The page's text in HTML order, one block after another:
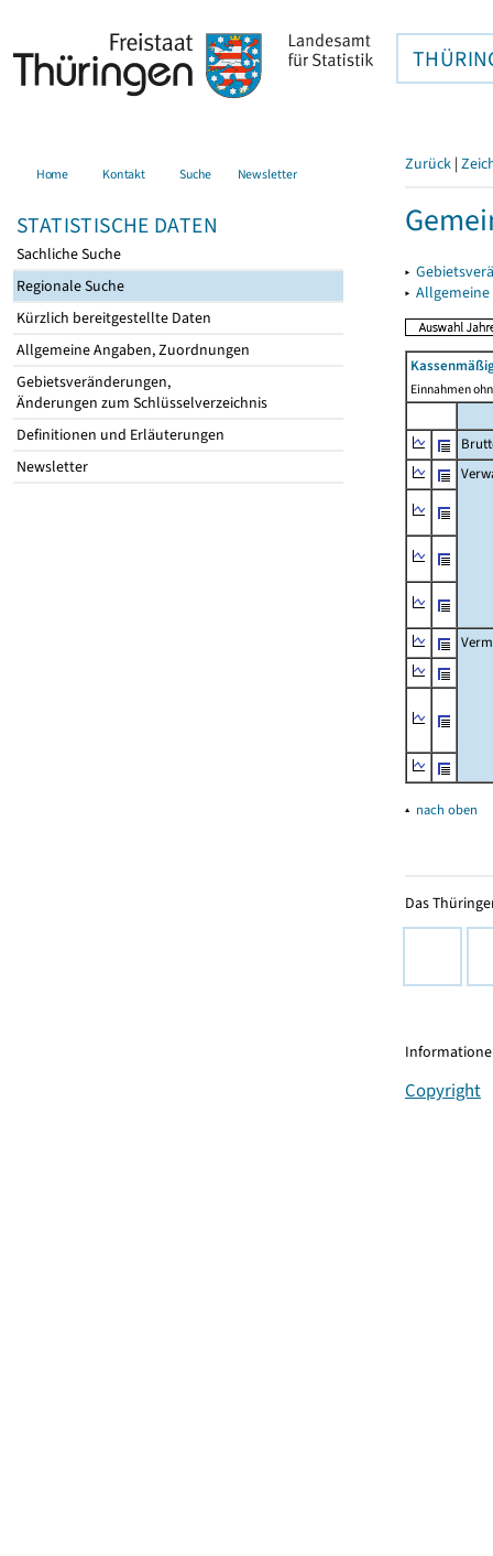
Home Kontakt Suche Newsletter
STATISTISCHE DATEN
Sachliche Suche
Regionale Suche
Kürzlich bereitgestellte Daten
Allgemeine Angaben, Zuordnungen
Gebietsveränderungen,
Änderungen zum Schlüsselverzeichnis
Definitionen und Erläuterungen
Newsletter
Zurück |
▸
▸
Einnahmen
▴ nach oben
Das
Copyright